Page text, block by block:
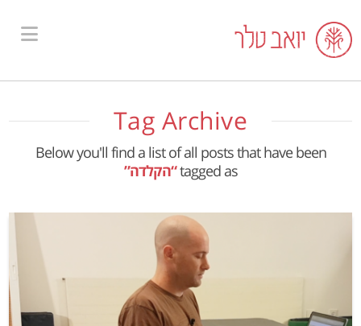
Tag Archive
Below you'll find a list of all posts that have been
tagged as“הקלדה”